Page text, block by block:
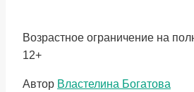
Возрастное ограничение на
12+
Метки
Автор Властелина Богатова